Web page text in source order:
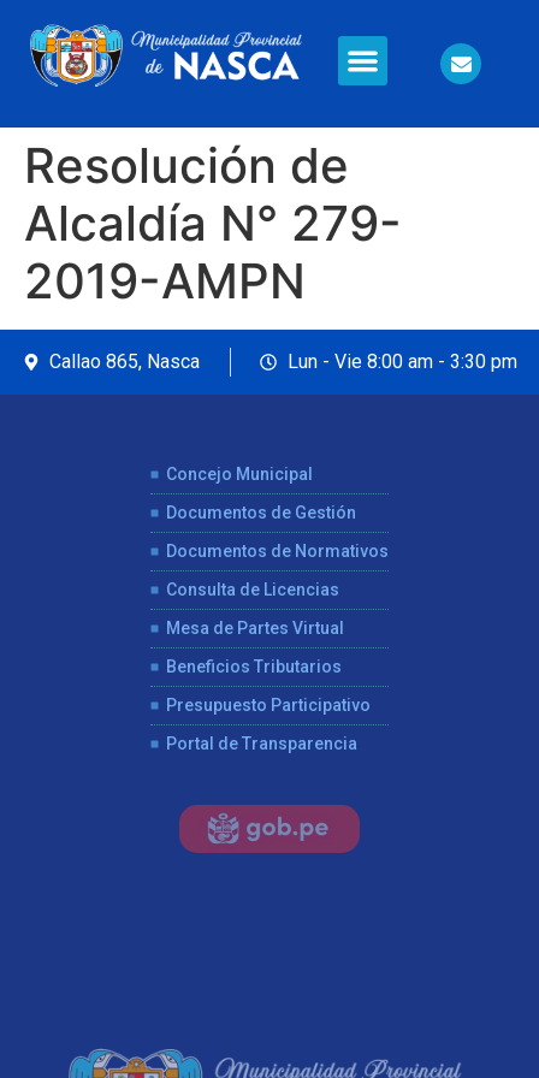
Resolución de
Alcaldía N° 279-
2019-AMPN
Callao 865, Nasca Lun - Vie 8:00 am - 3:30 pm
Concejo Municipal
Documentos de Gestión
Documentos de Normativos
Consulta de Licencias
Mesa de Partes Virtual
Beneficios Tributarios
Presupuesto Participativo
Portal de Transparencia